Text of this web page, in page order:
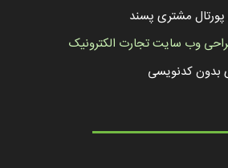
پورتال مشتری پسند
وب سایت تجارت الکترونیک
بدون کدنویسی